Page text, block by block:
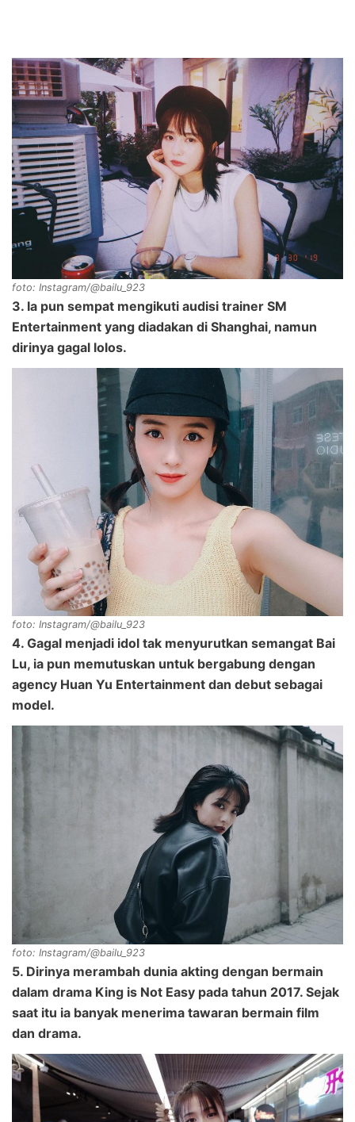
foto: Instagram/@bailu_923
3. Ia pun sempat mengikuti audisi trainer SM
Entertainment yang diadakan di Shanghai, namun
dirinya gagal lolos.
foto: Instagram/@bailu_923
4. Gagal menjadi idol tak menyurutkan semangat Bai
Lu, ia pun memutuskan untuk bergabung dengan
agency Huan Yu Entertainment dan debut sebagai
model.
foto: Instagram/@bailu_923
5. Dirinya merambah dunia akting dengan bermain
dalam drama King is Not Easy pada tahun 2017. Sejak
saat itu ia banyak menerima tawaran bermain film
dan drama.